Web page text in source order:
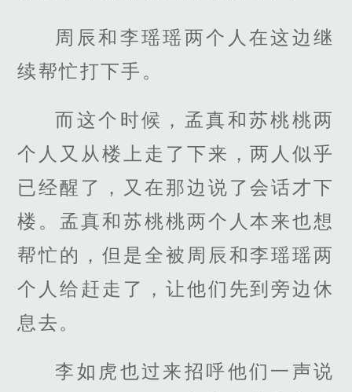
周辰和李瑶瑶两个人在这边继
续帮忙打下手。
而这个时候，孟真和苏桃桃两
个人又从楼上走了下来，两人似乎
已经醒了，又在那边说了会话才下
楼。孟真和苏桃桃两个人本来也想
帮忙的，但是全被周辰和李瑶瑶两
个人给赶走了，让他们先到旁边休
息去。
李如虎也过来招呼他们一声说